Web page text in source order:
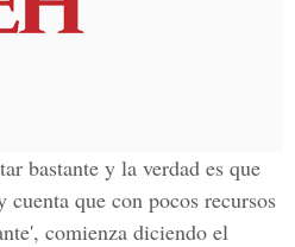
bastante y la verdad es que
que con pocos recursos
comienza diciendo el